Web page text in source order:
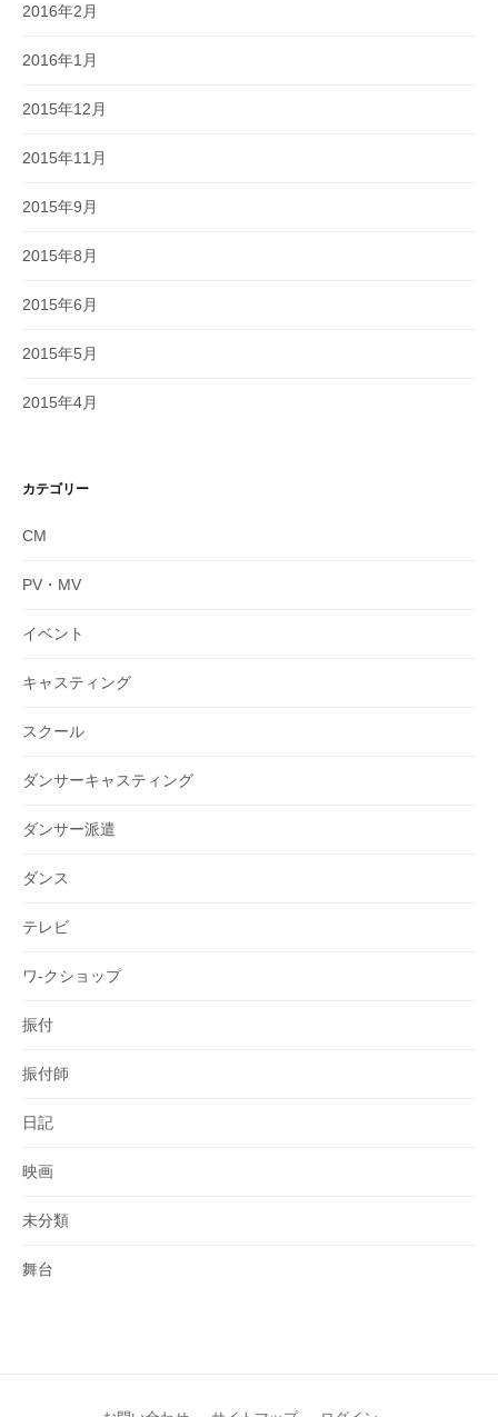
2016年2月
2016年1月
2015年12月
2015年11月
2015年9月
2015年8月
2015年6月
2015年5月
2015年4月
カテゴリー
CM
PV・MV
イベント
キャスティング
スクール
ダンサーキャスティング
ダンサー派遣
ダンス
テレビ
ワ-クショップ
振付
振付師
日記
映画
未分類
舞台